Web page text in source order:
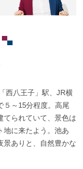
西八王子」駅、JR横
５～15分程度。高尾
てられていて、景色は
地に来たよう。池あ
景ありと、自然豊かな